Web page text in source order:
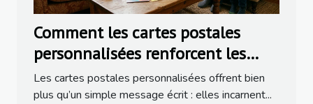
Comment les cartes postales
personnalisées renforcent les
liens familiaux ?
Les cartes postales personnalisées offrent bien
plus qu’un simple message écrit : elles incarnent...